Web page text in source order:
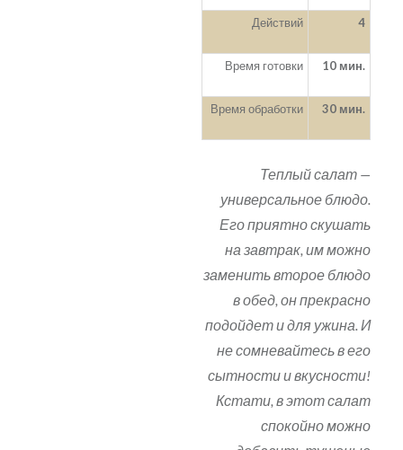
Действий 4
Время готовки 10 мин.
Время обработки 30 мин.
Теплый салат —
универсальное блюдо.
Его приятно скушать
на завтрак, им можно
заменить второе блюдо
в обед, он прекрасно
подойдет и для ужина. И
не сомневайтесь в его
сытности и вкусности!
Кстати, в этот салат
спокойно можно